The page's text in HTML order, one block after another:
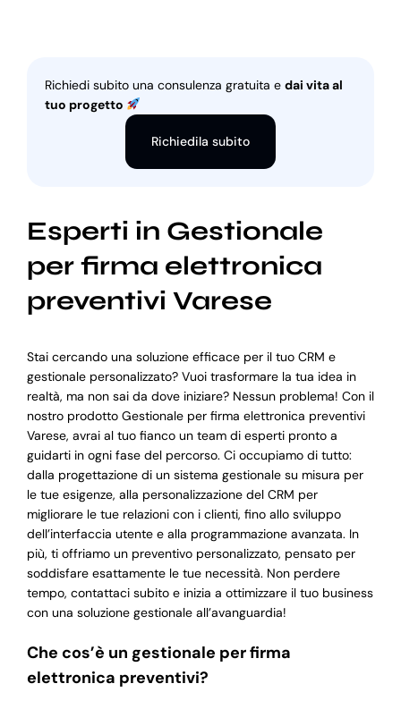
Richiedi subito una consulenza gratuita e dai vita al
tuo progetto
Richiedila subito
Esperti in Gestionale
per firma elettronica
preventivi Varese
Stai cercando una soluzione efficace per il tuo CRM e
gestionale personalizzato? Vuoi trasformare la tua idea in
realtà, ma non sai da dove iniziare? Nessun problema! Con il
nostro prodotto Gestionale per firma elettronica preventivi
Varese, avrai al tuo fianco un team di esperti pronto a
guidarti in ogni fase del percorso. Ci occupiamo di tutto:
dalla progettazione di un sistema gestionale su misura per
le tue esigenze, alla personalizzazione del CRM per
migliorare le tue relazioni con i clienti, fino allo sviluppo
dell’interfaccia utente e alla programmazione avanzata. In
più, ti offriamo un preventivo personalizzato, pensato per
soddisfare esattamente le tue necessità. Non perdere
tempo, contattaci subito e inizia a ottimizzare il tuo business
con una soluzione gestionale all’avanguardia!
Che cos’è un gestionale per firma
elettronica preventivi?